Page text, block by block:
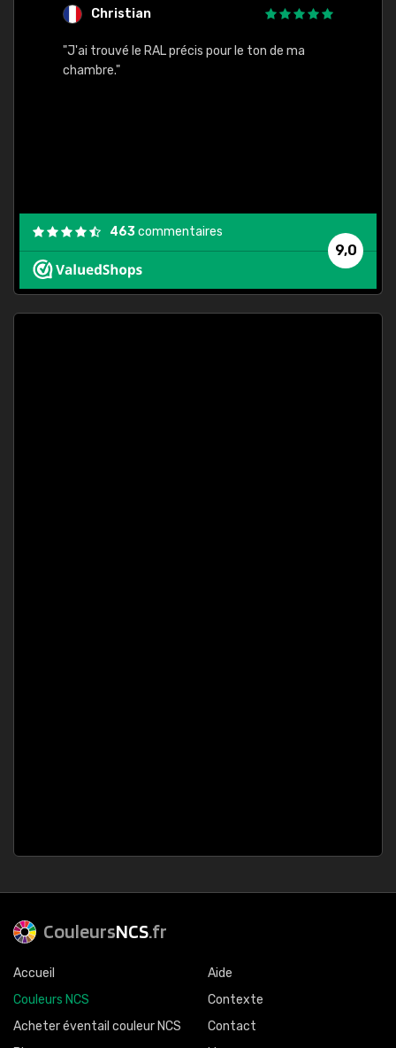
Christian
"J'ai trouvé le RAL précis pour le ton de ma
chambre."
9,0
463commentaires
CouleursNCS.fr
Accueil
Couleurs NCS
Acheter éventail couleur NCS
Aide
Contexte
Contact